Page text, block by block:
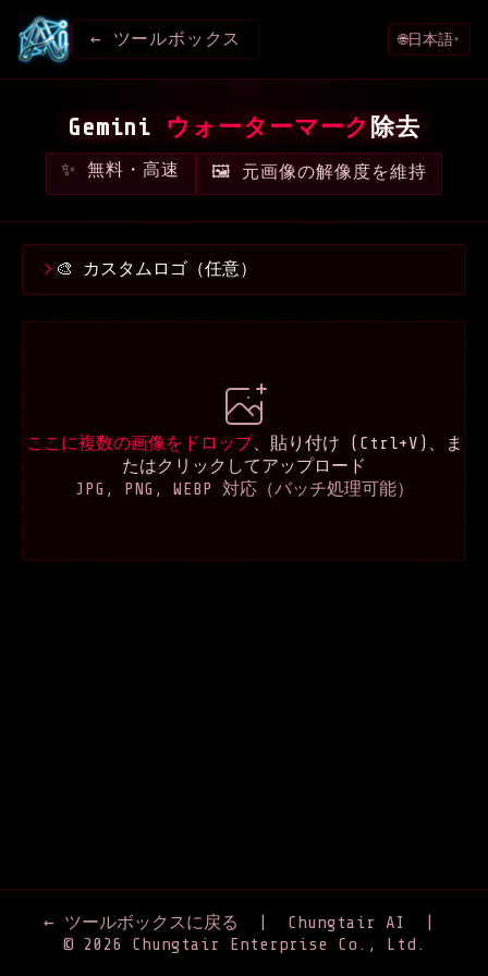
← ツールボックス 🌐日本語▾
Gemini ウォーターマーク 除去
✨ 無料・高速 🖼️ 元画像の解像度を維持
🎨 カスタムロゴ（任意）
ここに複数の画像をドロップ、貼り付け (Ctrl+V)、ま
たはクリックしてアップロード
JPG, PNG, WEBP 対応（バッチ処理可能）
← ツールボックスに戻る Chungtair AI
© 2026 Chungtair Enterprise Co., Ltd.